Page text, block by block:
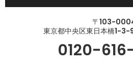
〒103-
東京都中央区東日本橋1-
0120-